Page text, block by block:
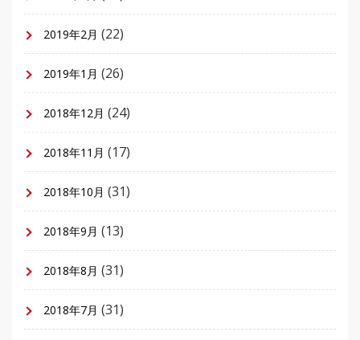
2019年2月 (22)
2019年1月 (26)
2018年12月 (24)
2018年11月 (17)
2018年10月 (31)
2018年9月 (13)
2018年8月 (31)
2018年7月 (31)